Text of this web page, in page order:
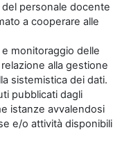
personale docente
a cooperare alle
monitoraggio delle
alla gestione
sistemistica dei dati.
pubblicati dagli
istanze avvalendosi
e/o attività disponibili